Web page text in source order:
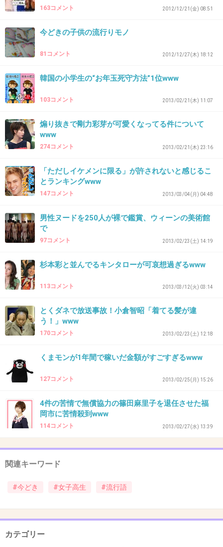
テレビで千原ジュニアが使ってた。
周り大半が知ってる流行語なら良いけど
何それって思うような略語とか流行語は
+5 -0
35. 匿名2013/01/13(日) 09:04:56
こういうのはワイドショーで取り上げられるためにあるも
の
+4 -0
2ちゃん発祥の言葉多いなwwww
-0
37. 匿名2013/01/13(日) 09:28:56
らね
+3 -0
38. 匿名 2013/01/13(日) 09:35:43
163コメント 2012/12/21(金) 08:51
今どきの子供の流行りモノ
81コメント 2012/12/27(木) 18:12
韓国の小学生の“お年玉死守方法”1位www
103コメント 2013/02/21(木) 11:07
煽り抜きで剛力彩芽が可愛くなってる件について
www
274コメント 2013/02/21(木) 23:16
「ただしイケメンに限る」が許されないと感じるこ
とランキングwww
147コメント 2013/03/04(月) 04:48
男性ヌードを250人が裸で鑑賞、ウィーンの美術館
で
97コメント 2013/02/23(土) 14:19
杉本彩と並んでるキンタローが可哀想過ぎるwww
113コメント 2013/03/12(火) 03:14
とくダネで放送事故！小倉智昭「着てる髪が違
う！」www
170コメント 2013/02/23(土) 12:18
くまモンが1年間で稼いだ金額がすごすぎるwww
127コメント 2013/02/25(月) 15:26
4件の苦情で無償協力の篠田麻里子を退任させた福
岡市に苦情殺到www
114コメント 2013/02/27(水) 13:39
関連キーワード
#今どき #女子高生 #流行語
カテゴリー